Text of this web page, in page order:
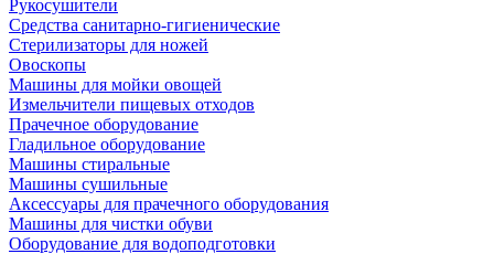
Рукосушители
Средства санитарно-гигиенические
Стерилизаторы для ножей
Овоскопы
Машины для мойки овощей
Измельчители пищевых отходов
Прачечное оборудование
Гладильное оборудование
Машины стиральные
Машины сушильные
Аксессуары для прачечного оборудования
Машины для чистки обуви
Оборудование для водоподготовки